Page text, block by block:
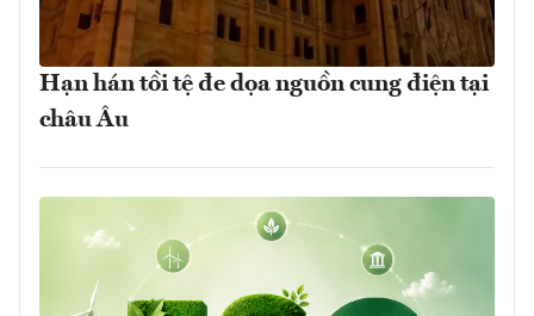
Hạn hán tồi tệ đe dọa nguồn cung điện tại
châu Âu